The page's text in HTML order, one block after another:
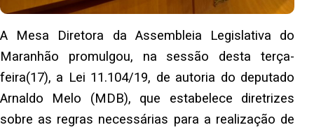
A Mesa Diretora da Assembleia Legislativa do
Maranhão promulgou, na sessão desta terça-
feira(17), a Lei 11.104/19, de autoria do deputado
Arnaldo Melo (MDB), que estabelece diretrizes
sobre as regras necessárias para a realização de